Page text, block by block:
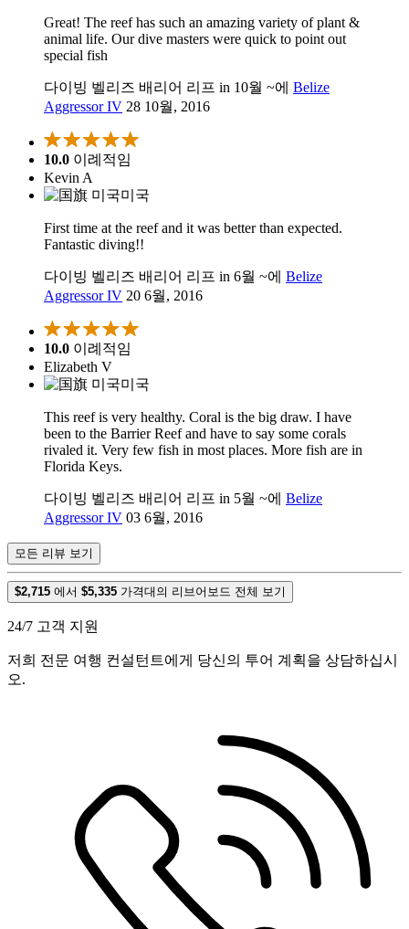
Great! The reef has such an amazing variety of plant &
animal life. Our dive masters were quick to point out
special fish
다이빙 벨리즈 배리어 리프 in 10월 ~에 Belize
Aggressor IV 28 10월, 2016
10.0 이례적임
Kevin A
미국
First time at the reef and it was better than expected.
Fantastic diving!!
다이빙 벨리즈 배리어 리프 in 6월 ~에 Belize
Aggressor IV 20 6월, 2016
10.0 이례적임
Elizabeth V
미국
This reef is very healthy. Coral is the big draw. I have
been to the Barrier Reef and have to say some corals
rivaled it. Very few fish in most places. More fish are in
Florida Keys.
다이빙 벨리즈 배리어 리프 in 5월 ~에 Belize
Aggressor IV 03 6월, 2016
모든 리뷰 보기
$2,715 에서 $5,335 가격대의 리브어보드 전체 보기
24/7 고객 지원
저희 전문 여행 컨설턴트에게 당신의 투어 계획을 상담하십시
오.